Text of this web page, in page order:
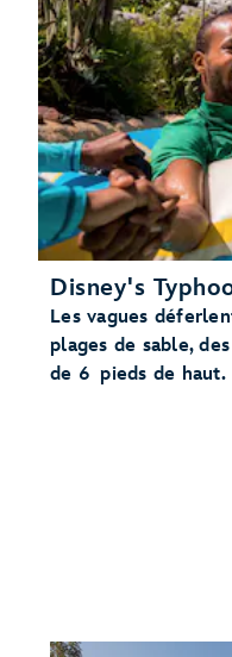
Disney's
Les vagues
plages de sable,
de 6 pieds de haut.